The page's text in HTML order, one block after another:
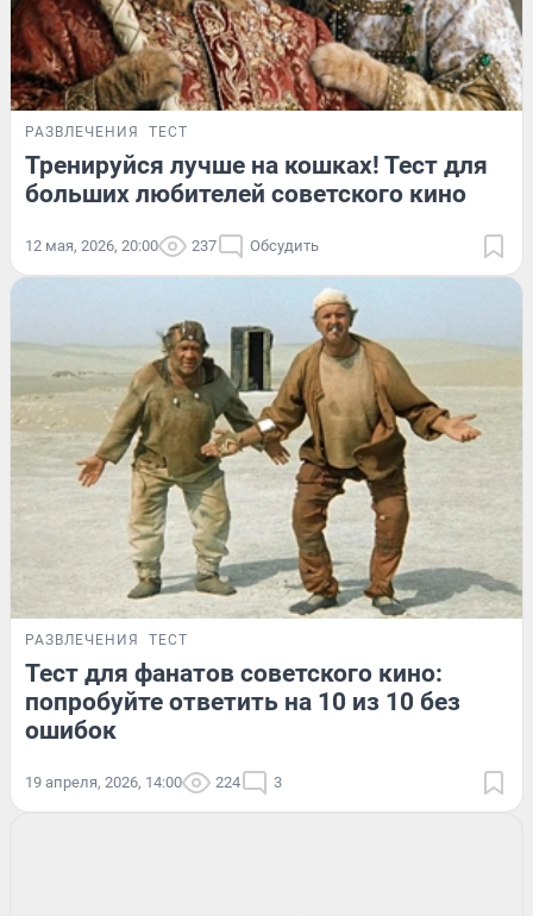
РАЗВЛЕЧЕНИЯ ТЕСТ
Тренируйся лучше на кошках! Тест для
больших любителей советского кино
12 мая, 2026, 20:00 237 Обсудить
РАЗВЛЕЧЕНИЯ ТЕСТ
Тест для фанатов советского кино:
попробуйте ответить на 10 из 10 без
ошибок
19 апреля, 2026, 14:00 224 3